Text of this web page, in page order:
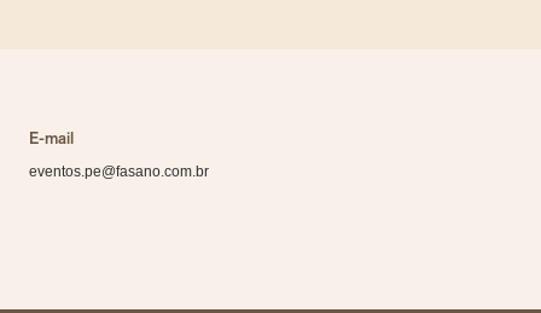
E-mail
eventos.pe@fasano.com.br